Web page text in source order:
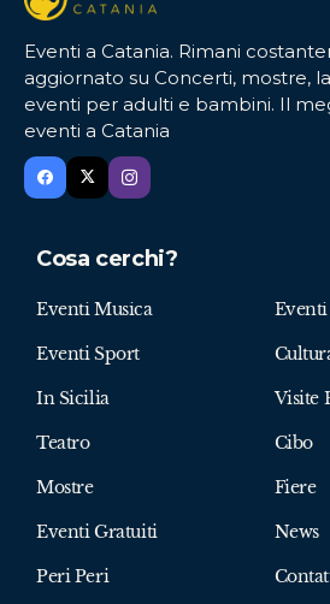
Eventi a Catania. Rimani
aggiornato su Concerti, mostre,
eventi per adulti e bambini. Il
eventi a Catania
Cosa cerchi?
Eventi Musica
Eventi Sport
In Sicilia Visite
Teatro Cibo
Mostre Fiere
Eventi Gratuiti News
Peri Peri